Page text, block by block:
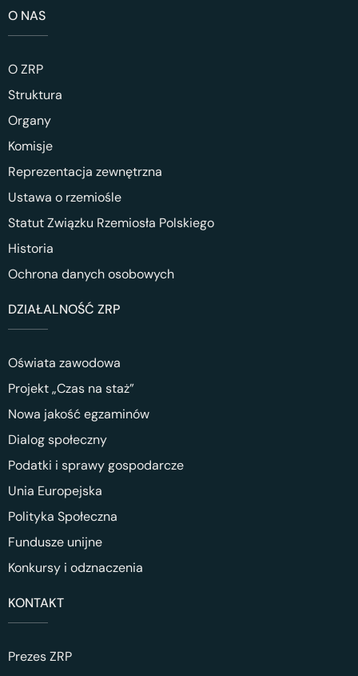
O NAS
O ZRP
Struktura
Organy
Komisje
Reprezentacja zewnętrzna
Ustawa o rzemiośle
Statut Związku Rzemiosła Polskiego
Historia
Ochrona danych osobowych
DZIAŁALNOŚĆ ZRP
Oświata zawodowa
Projekt „Czas na staż”
Nowa jakość egzaminów
Dialog społeczny
Podatki i sprawy gospodarcze
Unia Europejska
Polityka Społeczna
Fundusze unijne
Konkursy i odznaczenia
KONTAKT
Prezes ZRP